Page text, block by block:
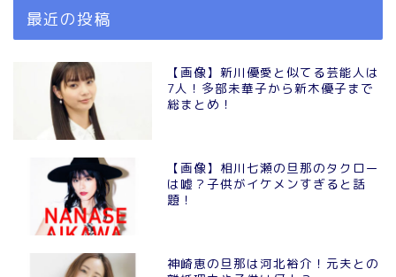
最近の投稿
【画像】新川優愛と似てる芸能人は
7人！多部未華子から新木優子まで
総まとめ！
【画像】相川七瀬の旦那のタクロー
は嘘？子供がイケメンすぎると話
題！
神崎恵の旦那は河北裕介！元夫との